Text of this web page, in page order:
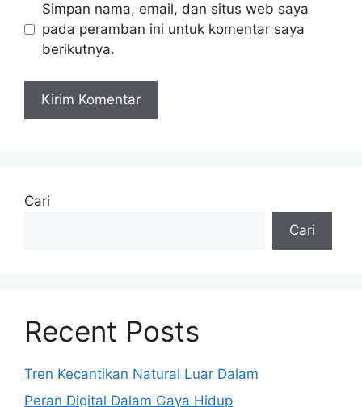
Simpan nama, email, dan situs web saya
pada peramban ini untuk komentar saya
berikutnya.
Cari
Cari
Recent Posts
Tren Kecantikan Natural Luar Dalam
Peran Digital Dalam Gaya Hidup